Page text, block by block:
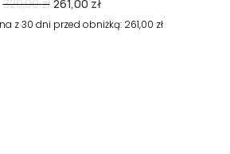
329,00zł
cena
261,00 zł
cena
z 30 dni przed obniżką: 261,00 zł